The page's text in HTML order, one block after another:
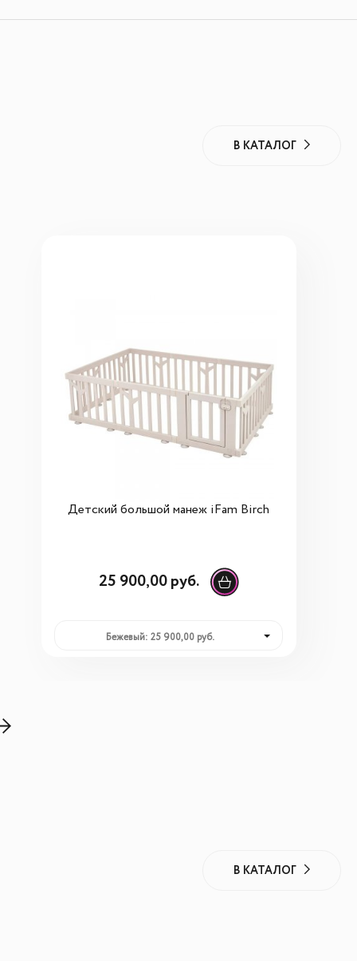
В КАТАЛОГ
Детский большой манеж iFam Birch
25 900,00 руб.
Бежевый: 25 900,00 руб.
В КАТАЛОГ